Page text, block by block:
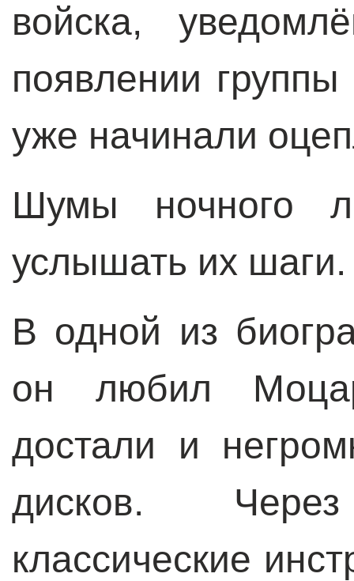
войска,
появлении
уже начинали
Шумы ночного
услышать их шаги.
В одной из
он любил
достали и
дисков.
классические